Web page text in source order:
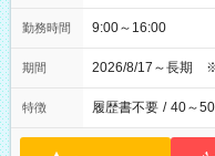
勤務時間 9:00～16:00
期間 2026/8/17～長期
特徴 履歴書不要 / 40～